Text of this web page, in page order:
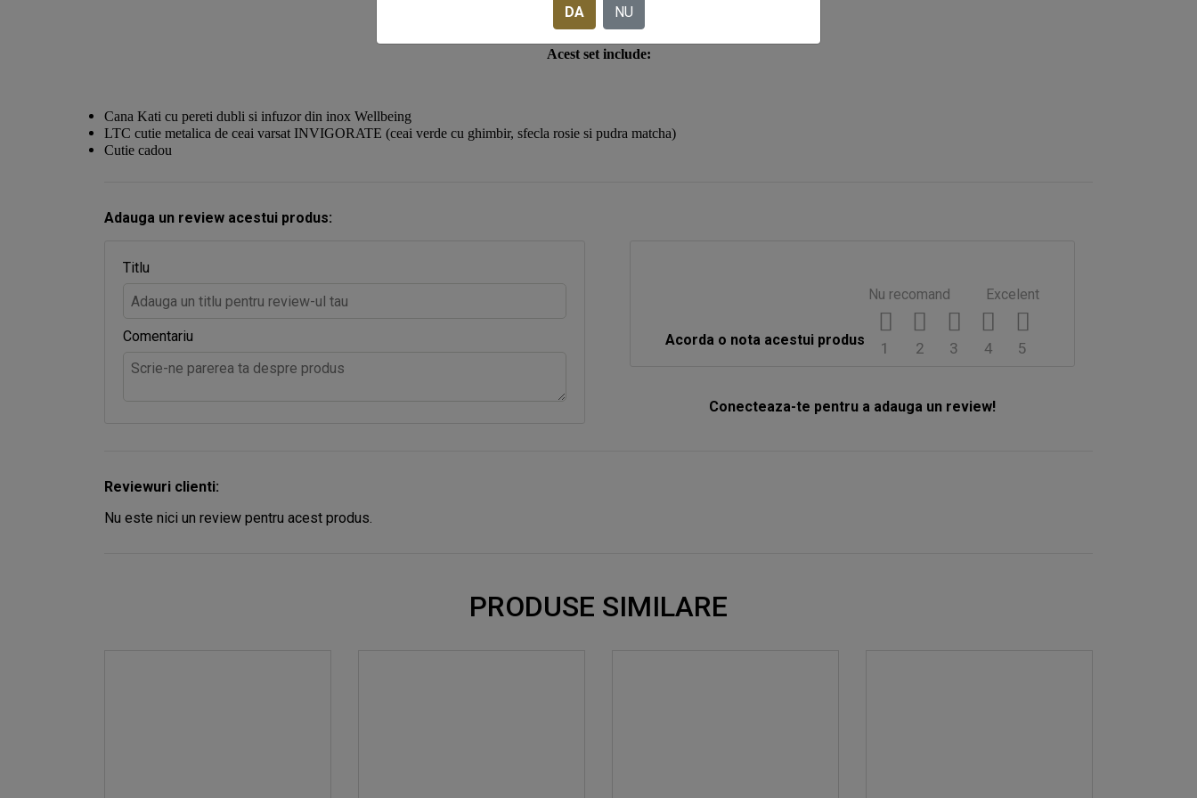
Acest set include:
Cana Kati cu pereti dubli si infuzor din inox Wellbeing
LTC cutie metalica de ceai varsat INVIGORATE (ceai verde cu ghimbir, sfecla rosie si pudra matcha)
Cutie cadou
Adauga un review acestui produs:
Titlu
Comentariu Acorda o nota acestui produs
Nu recomand Excelent
5
4
3
2
1
Conecteaza-te pentru a adauga un review!
Reviewuri clienti:
Nu este nici un review pentru acest produs.
PRODUSE SIMILARE
DA NU